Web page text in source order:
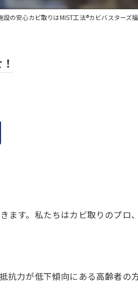
の安心カビ取りはMIST工法®カビバスターズ
ます。私たちはカビ取りのプロ
抗力が低下傾向にある高齢者の